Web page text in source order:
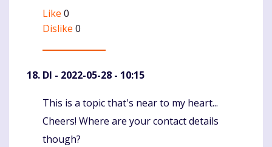
Like 0
Dislike 0
DI - 2022-05-28 - 10:15
Komentaras
This is a topic that's near to my heart...
Cheers! Where are your contact details
though?